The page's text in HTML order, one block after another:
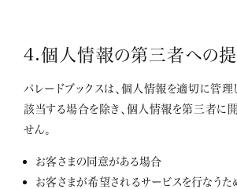
4.個人情報の第三者への
パレードブックスは、個人情報を適切に管理
該当する場合を除き、個人情報を第三者に開
せん。
お客さまの同意がある場合
お客さまが希望されるサービスを行なうた